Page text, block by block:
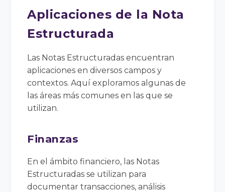
Aplicaciones de la Nota
Estructurada
Las Notas Estructuradas encuentran
aplicaciones en diversos campos y
contextos. Aquí exploramos algunas de
las áreas más comunes en las que se
utilizan.
Finanzas
En el ámbito financiero, las Notas
Estructuradas se utilizan para
documentar transacciones, análisis